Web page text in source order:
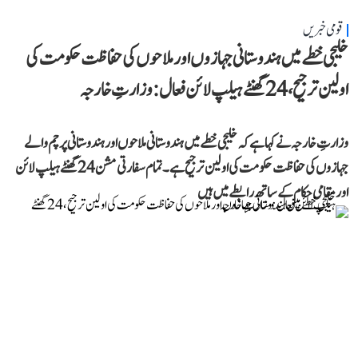
قومی خبریں
خلیجی خطے میں ہندوستانی جہازوں اور ملاحوں کی حفاظت حکومت کی
اولین ترجیح، 24 گھنٹے ہیلپ لائن فعال: وزارتِ خارجہ
وزارتِ خارجہ نے کہا ہے کہ خلیجی خطے میں ہندوستانی ملاحوں اور ہندوستانی پرچم والے
جہازوں کی حفاظت حکومت کی اولین ترجیح ہے۔ تمام سفارتی مشن 24 گھنٹے ہیلپ لائن
اور مقامی حکام کے ساتھ رابطے میں ہیں